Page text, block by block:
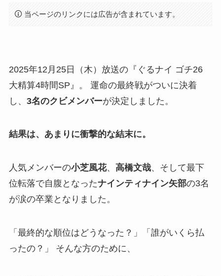
当ページのリンクには広告が含まれています。
2025年12月25日（木）放送の『ぐるナイ ゴチ26
大精算4時間SP』。 運命の最終戦がついに決着
し、 3名のクビメンバーが決定しました。
結果は、あまりに衝撃的な結末に。
人気メンバーの小芝風花、 高橋文哉、そして最下
位転落で自腹となったナインティナイン矢部の3名
が涙の卒業となりました。
「最終的な順位はどうなった？」「誰がいくら払
ったの？」 そんな方のために、